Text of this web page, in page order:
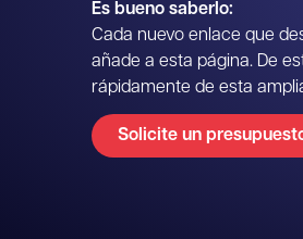
Es bueno saberlo:
Cada nuevo enlace que
añade a esta página. De
rápidamente de esta
Solicite un